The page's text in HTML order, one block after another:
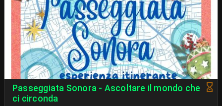
Passeggiata Sonora - Ascoltare il mondo che
ci circonda